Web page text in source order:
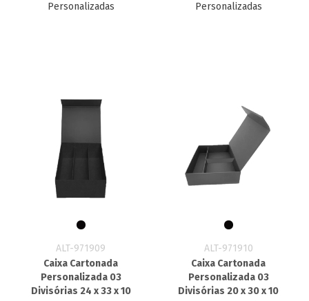
Personalizadas
Personalizadas
ALT-971909
Caixa Cartonada
Personalizada 03
Divisórias 24 x 33 x 10
ALT-971910
Caixa Cartonada
Personalizada 03
Divisórias 20 x 30 x 10